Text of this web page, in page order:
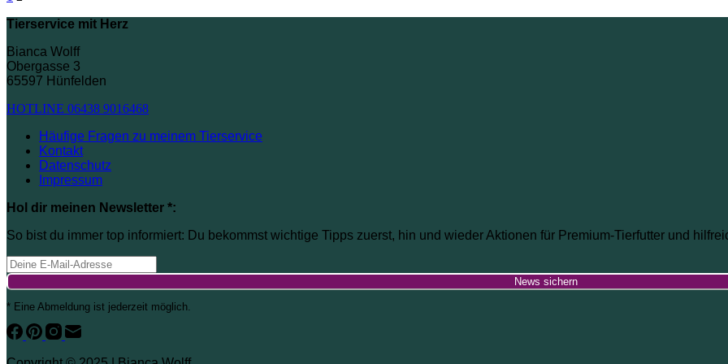
Tierservice mit Herz
Bianca Wolff
Obergasse 3
65597 Hünfelden
HOTLINE 06438 9016468
Häufige Fragen zu meinem Tierservice
Kontakt
Datenschutz
Impressum
Hol dir meinen Newsletter *:
So bist du immer top informiert: Du bekommst wichtige Tipps zuerst, hin und wieder Aktionen für Premium-Tierfutter und
News sichern
* Eine Abmeldung ist jederzeit möglich.